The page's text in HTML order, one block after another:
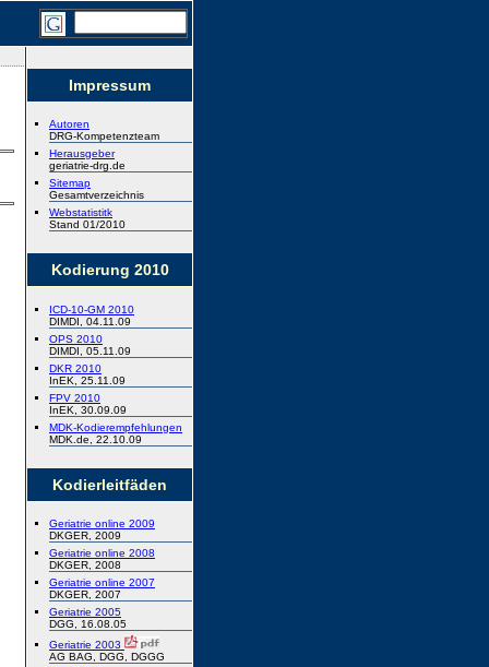
Impressum
Autoren
DRG-Kompetenzteam
Herausgeber
geriatrie-drg.de
Sitemap
Gesamtverzeichnis
Webstatistitk
Stand 01/2010
Kodierung 2010
ICD-10-GM 2010
DIMDI, 04.11.09
OPS 2010
DIMDI, 05.11.09
DKR 2010
InEK, 25.11.09
FPV 2010
InEK, 30.09.09
MDK-Kodierempfehlungen
MDK.de, 22.10.09
Kodierleitfäden
Geriatrie online 2009
DKGER, 2009
Geriatrie online 2008
DKGER, 2008
Geriatrie online 2007
DKGER, 2007
Geriatrie 2005
DGG, 16.08.05
Geriatrie 2003
AG BAG, DGG, DGGG